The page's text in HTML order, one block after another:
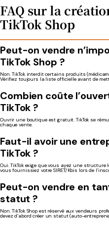
FAQ sur la
TikTok Shop
Peut-on vendre
TikTok Shop ?
Non. TikTok interdit certains produits
Vérifiez toujours la liste officielle avant de
Combien coûte
TikTok ?
Ouvrir une boutique est gratuit. TikTok se
chaque vente.
Faut-il avoir une
TikTok ?
Oui. TikTok exige que vous ayez une structure
vous fournissiez votre SIRET/Kbis lors de
Peut-on vendre en
statut ?
Non. TikTok Shop est réservé aux vendeurs
devez d’abord créer un statut (auto-